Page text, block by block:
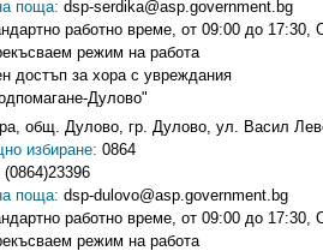
поща: dsp-serdika@asp.government.bg
работно време, от 09:00 до
режим на работа
достъп за хора с увреждания
Дулово"
общ. Дулово, гр. Дулово, ул. Васил
избиране: 0864
(0864)23396
поща: dsp-dulovo@asp.government.bg
работно време, от 09:00 до
режим на работа